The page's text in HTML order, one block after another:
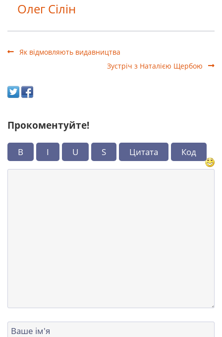
Олег Сілін
Як відмовляють видавництва
Зустріч з Наталією Щербою
Прокоментуйте!
B I U S Цитата Код